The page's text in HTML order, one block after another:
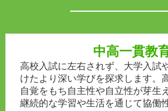
中高一貫教
高校入試に左右されず、大学入試
けたより深い学びを探求します。
自覚をもち自主性や自立性が芽生
継続的な学習や生活を通じて協働